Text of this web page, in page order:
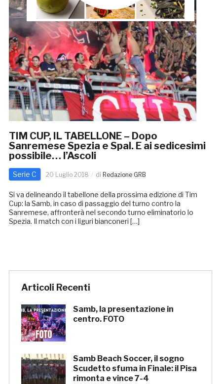
TIM CUP, IL TABELLONE – Dopo
Sanremese Spezia e Spal. E ai sedicesimi
possibile… l’Ascoli
Serie C 20 Luglio 2018 di Redazione GRB
Si va delineando il tabellone della prossima edizione di Tim
Cup: la Samb, in caso di passaggio del turno contro la
Sanremese, affronterà nel secondo turno eliminatorio lo
Spezia. Il match con i liguri bianconeri […]
Articoli Recenti
Samb, la presentazione in
centro. FOTO
Samb Beach Soccer, il sogno
Scudetto sfuma in Finale: il Pisa
rimonta e vince 7-4